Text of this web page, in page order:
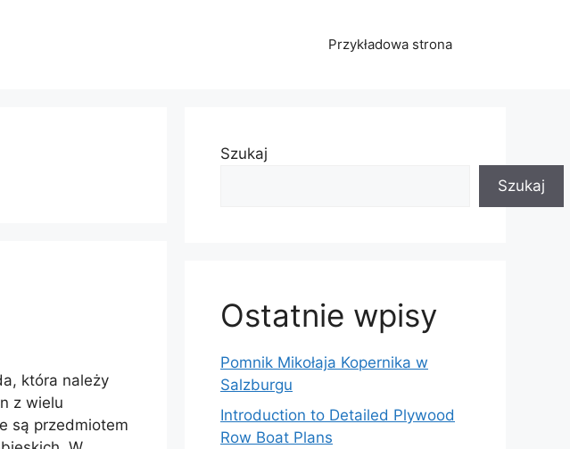
Przykładowa strona
która należy
z wielu
są przedmiotem
Szukaj
Szukaj
Ostatnie wpisy
Pomnik Mikołaja Kopernika w
Salzburgu
Introduction to Detailed Plywood
Row Boat Plans